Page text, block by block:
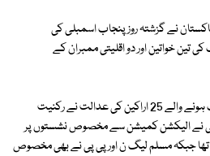
نے گزشتہ روز پنجاب اسمبلی کی
خواتین اور دو اقلیتی ممبران کے
پاکستان تحریک انصاف سے منحرف ہونے والے 25 اراکین کی عدالت نے رکنیت
نے الیکشن کمیشن سے مخصوص نشستوں پر
تھا جبکہ مسلم لیگ ن اور پی پی نے بھی مخصوص